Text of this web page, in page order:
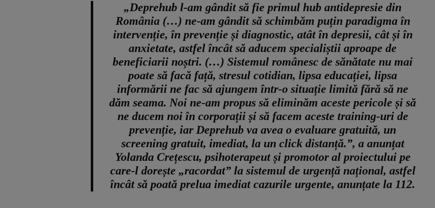
„Deprehub l-am gândit să fie primul hub antidepresie din
România (…) ne-am gândit să schimbăm puțin paradigma în
intervenție, în prevenție și diagnostic, atât în depresii, cât și în
anxietate, astfel încât să aducem specialiștii aproape de
beneficiarii noștri. (…) Sistemul românesc de sănătate nu mai
poate să facă față, stresul cotidian, lipsa educației, lipsa
informării ne fac să ajungem într-o situație limită fără să ne
dăm seama. Noi ne-am propus să eliminăm aceste pericole și să
ne ducem noi în corporații și să facem aceste training-uri de
prevenție, iar Deprehub va avea o evaluare gratuită, un
screening gratuit, imediat, la un click distanță.”, a anunțat
Yolanda Crețescu, psihoterapeut și promotor al proiectului pe
care-l dorește „racordat” la sistemul de urgență național, astfel
încât să poată prelua imediat cazurile urgente, anunțate la 112.